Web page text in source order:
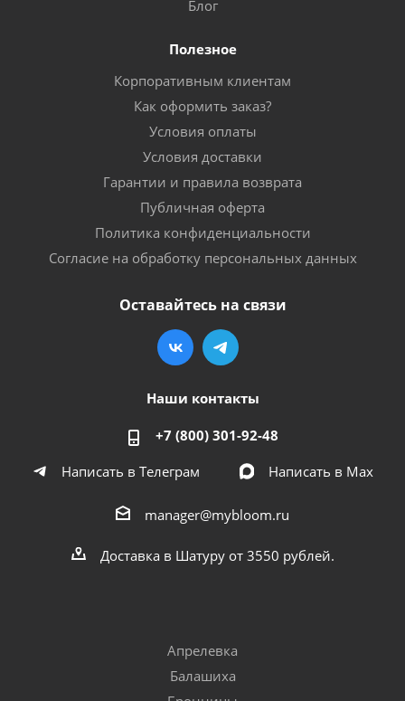
Блог
Полезное
Корпоративным клиентам
Как оформить заказ?
Условия оплаты
Условия доставки
Гарантии и правила возврата
Публичная оферта
Политика конфиденциальности
Согласие на обработку персональных данных
Оставайтесь на связи
Наши контакты
+7 (800) 301-92-48
Написать в Телеграм
Написать в Мах
manager@mybloom.ru
Доставка в Шатуру от 3550 рублей.
Апрелевка
Балашиха